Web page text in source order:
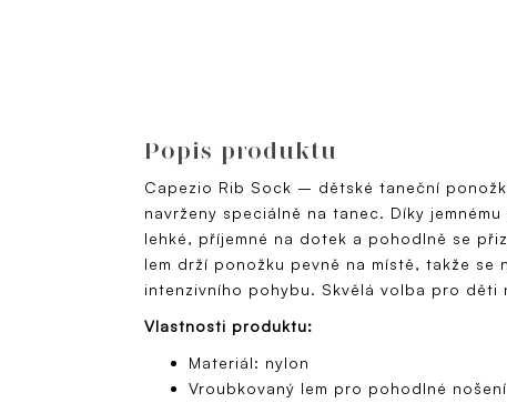
Popis produktu
Capezio Rib Sock – dětské taneční
navrženy speciálně na tanec. Díky
lehké, příjemné na dotek a pohodlně se
lem drží ponožku pevně na místě, takže se
intenzivního pohybu. Skvělá volba pro děti
Vlastnosti produktu:
Materiál: nylon
Vroubkovaný lem pro pohodlné nošení